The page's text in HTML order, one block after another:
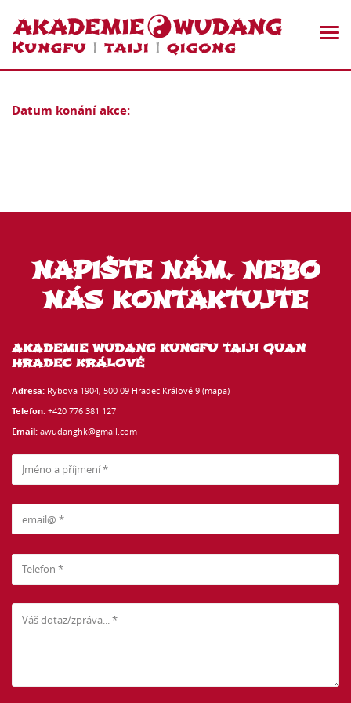
Datum konání akce:
NAPIŠTE NÁM, NEBO
NÁS KONTAKTUJTE
AKADEMIE WUDANG KUNGFU TAIJI QUAN
HRADEC KRÁLOVÉ
Adresa: Rybova 1904, 500 09 Hradec Králové 9 (mapa)
Telefon: +420 776 381 127
Email: awudanghk@gmail.com